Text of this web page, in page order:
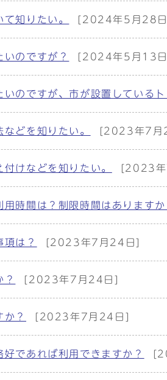
知りたい。 [2024年5月28
のですが？ [2024年5月13
のですが、市が設置している
どを知りたい。 [2023年7月
けなどを知りたい。 [2023
時間は？制限時間はありますか
は？ [2023年7月24日]
？ [2023年7月24日]
？ [2023年7月24日]
であれば利用できますか？